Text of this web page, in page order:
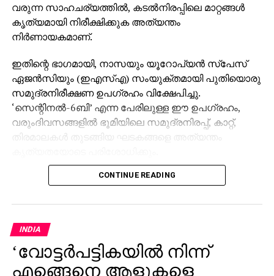
വരുന്ന സാഹചര്യത്തില്‍, കടല്‍നിരപ്പിലെ മാറ്റങ്ങള്‍
കൃത്യമായി നിരീക്ഷിക്കുക അത്യന്തം
നിര്‍ണായകമാണ്.
ഇതിന്റെ ഭാഗമായി, നാസയും യൂറോപ്യന്‍ സ്പേസ്
ഏജന്‍സിയും (ഇഎസ്എ) സംയുക്തമായി പുതിയൊരു
സമുദ്രനിരീക്ഷണ ഉപഗ്രഹം വിക്ഷേപിച്ചു.
‘സെന്റിനല്‍-6ബി’ എന്ന പേരിലുള്ള ഈ ഉപഗ്രഹം,
വരുംദിവസങ്ങളില്‍ ഭൂമിയിലെ സമുദ്രനിരപ്പ്, കാറ്റ്,
തിരമാലകള്‍ തുടങ്ങിയ ഘടകങ്ങളെ അത്യന്തം
സെക്കന്‍ഡില്‍ 7.2 കിലോമീറ്റര്‍ വേഗതയില്‍
ഭൂമിയെ പൂര്‍ണ്ണമായി വലംവയ്ക്കും. ഇതിലൂടെ
ലോകത്തിന്റെ മുഴുവന്‍ സമുദ്ര ഉപരിതലത്തെയും
നിരന്തരമായി നിരീക്ഷിക്കാനുള്ള കഴിവ് ഈ
ഉപഗ്രഹത്തിനുണ്ടാകും.
CONTINUE READING
INDIA
‘വോട്ടര്‍പട്ടികയില്‍ നിന്ന്
എങ്ങെനെ ആളുകളെ